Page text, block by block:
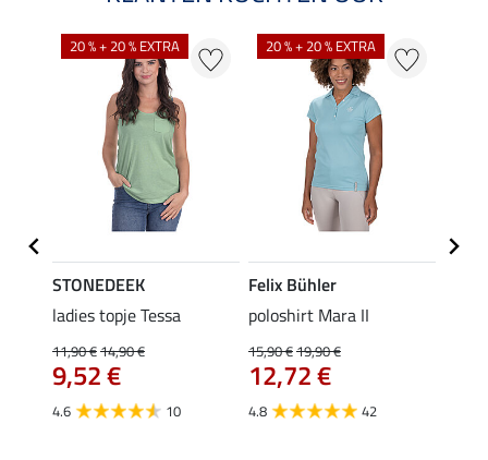
20 % + 20 % EXTRA
STONEDEEK
ladies topje Tessa
11,90 €14,90 €
9,52 €
4.6 10
20 % + 20 % EXTRA
Felix Bühler
poloshirt Mara II
15,90 €19,90 €
12,72 €
4.8 42